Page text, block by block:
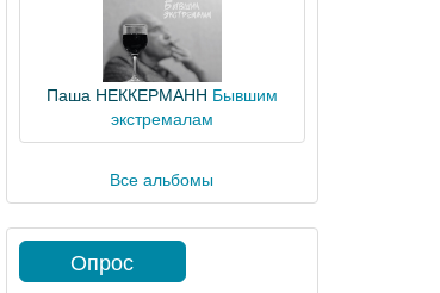
Паша НЕККЕРМАНН Бывшим
экстремалам
Все альбомы
Опрос